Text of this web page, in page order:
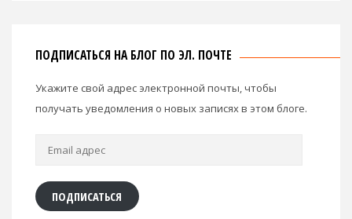
ПОДПИСАТЬСЯ НА БЛОГ ПО ЭЛ. ПОЧТЕ
Укажите свой адрес электронной почты, чтобы
получать уведомления о новых записях в этом блоге.
Email
ПОДПИСАТЬСЯ